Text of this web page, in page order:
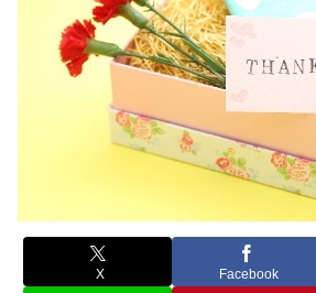
X Facebook